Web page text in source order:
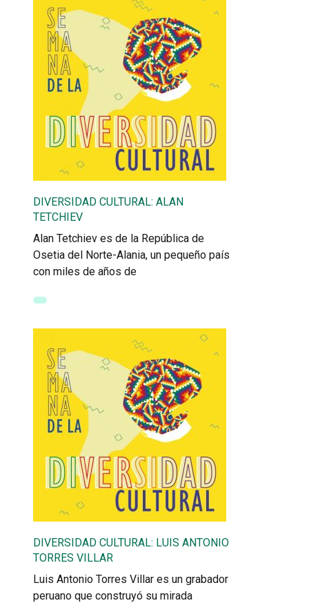
DIVERSIDAD CULTURAL: ALAN
TETCHIEV
Alan Tetchiev es de la República de
Osetia del Norte-Alania, un pequeño país
con miles de años de
DIVERSIDAD CULTURAL: LUIS ANTONIO
TORRES VILLAR
Luis Antonio Torres Villar es un grabador
peruano que construyó su mirada